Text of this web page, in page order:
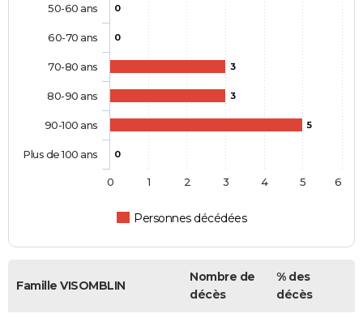
0
0
3
3
5
0
Personnes décédées
50-60 ans
60-70 ans
70-80 ans
80-90 ans
90-100 ans
Plus de 100 ans
0 1 2 3 4 5 6
Famille VISOMBLIN
Nombre de
décès
% des
décès